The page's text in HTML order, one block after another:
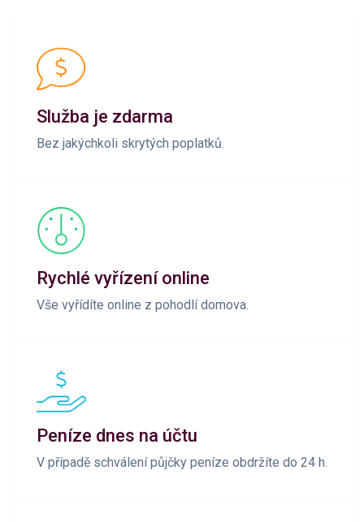
Služba je zdarma
Bez jakýchkoli skrytých poplatků.
Rychlé vyřízení online
Vše vyřídíte online z pohodlí domova.
Peníze dnes na účtu
V případě schválení půjčky peníze obdržíte do 24 h.